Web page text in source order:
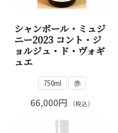
シャンボール・ミュジ
ニー2023 コント・ジ
ョルジュ・ド・ヴォギ
ュエ
750ml 赤
66,000円 （税込）